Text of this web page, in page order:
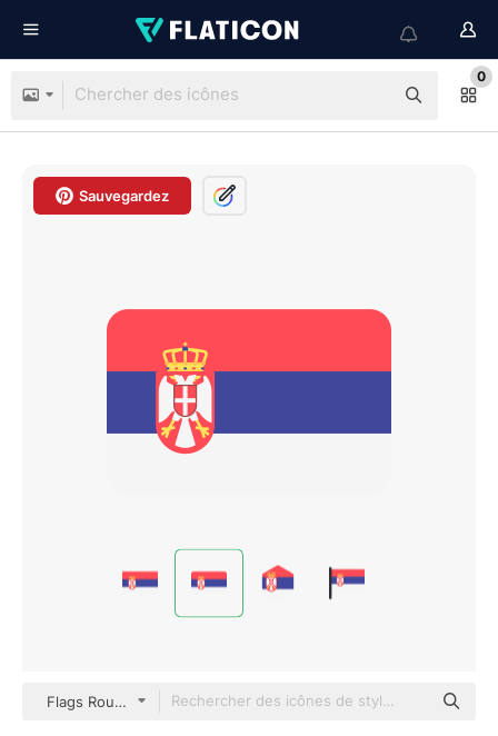
0
Sauvegardez
Flags Rounded rectangle